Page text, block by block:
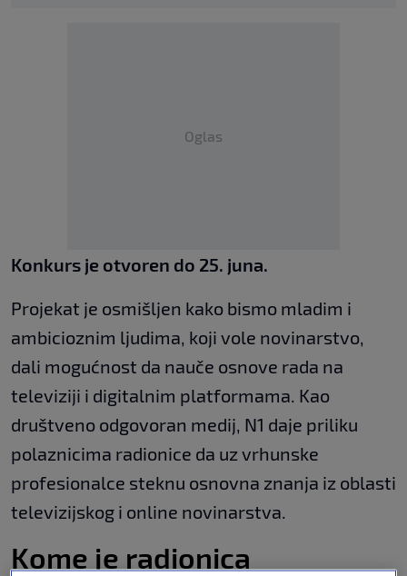
Oglas
Konkurs je otvoren do 25. juna.
Projekat je osmišljen kako bismo mladim i
ambicioznim ljudima, koji vole novinarstvo,
dali mogućnost da nauče osnove rada na
televiziji i digitalnim platformama. Kao
društveno odgovoran medij, N1 daje priliku
polaznicima radionice da uz vrhunske
profesionalce steknu osnovna znanja iz oblasti
televizijskog i online novinarstva.
Kome je radionica